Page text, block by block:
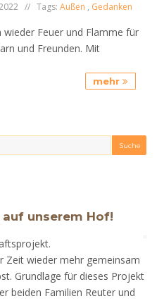
// Tags: Außen , Gedanken
wieder Feuer und Flamme für
und Freunden. Mit
mehr
unserem Hof!
Zeit wieder mehr gemeinsam
Grundlage für dieses Projekt
beiden Familien Reuter und